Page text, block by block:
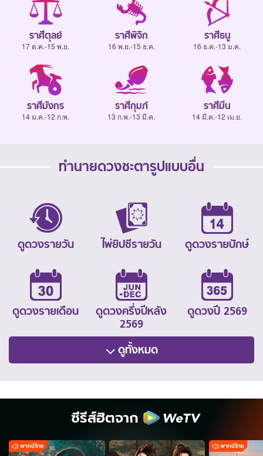
ราศีตุลย์
17 ต.ค.-15 พ.ย.
ราศีพิจิก
16 พ.ย.-15 ธ.ค.
ราศีธนู
16 ธ.ค.-13 ม.ค.
ราศีมังกร
14 ม.ค.-12 ก.พ.
ราศีกุมภ์
13 ก.พ.-13 มี.ค.
ราศีมีน
14 มี.ค.-12 เม.ย.
ทำนายดวงชะตารูปแบบอื่น
ดูดวงรายวัน ไพ่ยิปซีรายวัน ดูดวงรายปักษ์
ดูดวงรายเดือน
ดูดวงครึ่งปีหลัง
2569
ดูดวงปี 2569
ดูทั้งหมด
ซีรีส์ฮิตจาก